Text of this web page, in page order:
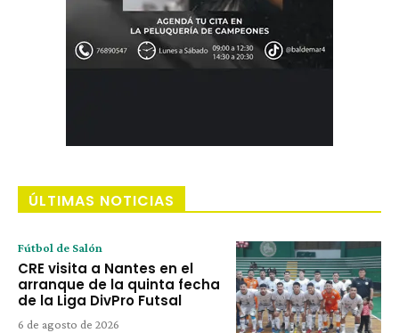
ÚLTIMAS NOTICIAS
Fútbol de Salón
CRE visita a Nantes en el
arranque de la quinta fecha
de la Liga DivPro Futsal
6 de agosto de 2026